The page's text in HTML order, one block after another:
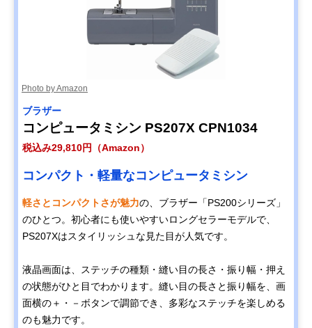
Photo by Amazon
‎ブラザー
コンピュータミシン PS207X CPN1034
税込み29,810円（Amazon）
コンパクト・軽量なコンピュータミシン
軽さとコンパクトさが魅力の、ブラザー「PS200シリーズ」
のひとつ。初心者にも使いやすいロングセラーモデルで、
PS207Xはスタイリッシュな見た目が人気です。
液晶画面は、ステッチの種類・縫い目の長さ・振り幅・押え
の状態がひと目でわかります。縫い目の長さと振り幅を、画
面横の＋・－ボタンで調節でき、多彩なステッチを楽しめる
のも魅力です。